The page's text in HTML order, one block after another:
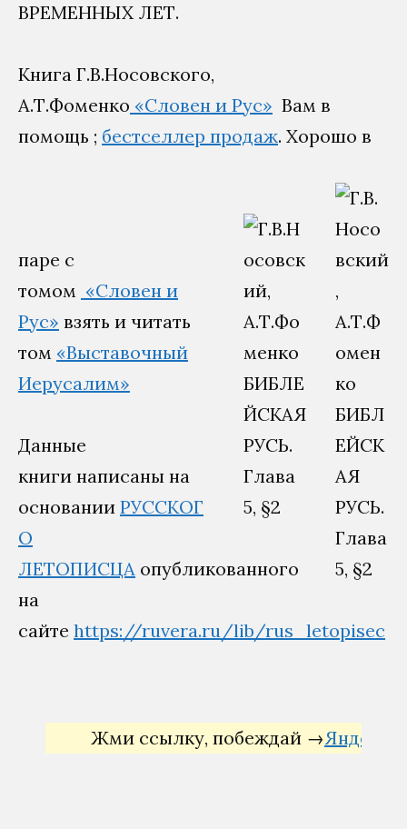
ВРЕМЕННЫХ ЛЕТ.
Книга Г.В.Носовского,
А.Т.Фоменко «Словен и Рус» Вам в
помощь ; бестселлер продаж. Хорошо в
паре с
томом «Словен и
Рус» взять и читать
том «Выставочный
Иерусалим»
Данные
книги написаны на
основании РУССКОГ
О
ЛЕТОПИСЦА опубликованного
на
сайте https://ruvera.ru/lib/rus_letopisec
Жми ссылку, побеждай →Яндекс